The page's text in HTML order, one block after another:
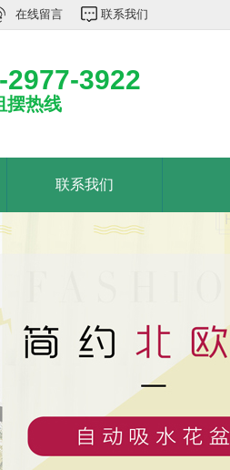
在线留言 联系我们
2977-3922
摆热线
联系我们